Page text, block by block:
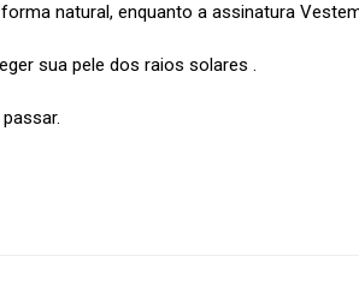
natural, enquanto a assinatura
sua pele dos raios solares .